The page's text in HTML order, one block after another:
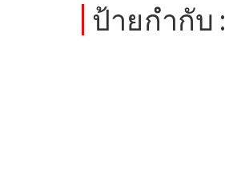
ป้ายกำกับ :